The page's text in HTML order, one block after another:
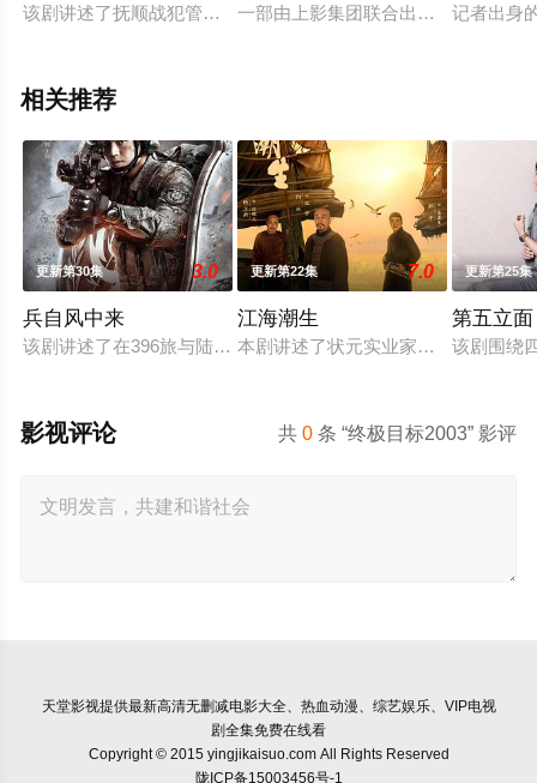
该剧讲述了抚顺战犯管理所改造侵华日本战犯的故事。
一部由上影集团联合出品的革命青春
记者出身
相关推荐
更新第30集 3.0
兵自风中来
该剧讲述了在396旅与陆军步兵学院联合举办的小型军事演习中
更新第22集 7.0
江海潮生
本剧讲述了状元实业家张謇创办大生
更新第25集
第五立面
该剧围绕
共0 条 “终极目标2003” 影评
影视评论
天堂影视提供最新高清无删减电影大全、热血动漫、综艺娱乐、VIP电视
剧全集免费在线看
Copyright © 2015 yingjikaisuo.com All Rights Reserved
陇ICP备15003456号-1